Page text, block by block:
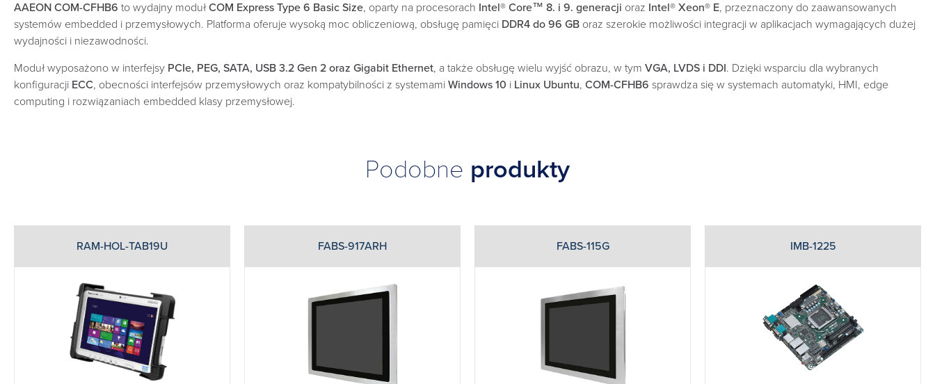
AAEON COM-CFHB6 to wydajny modułCOM Express Type 6 Basic Size, oparty na procesorach Intel® Core™ 8. i 9. generacji oraz Intel® Xeon® E, przeznaczony do zaawansowanych
systemów embedded i przemysłowych. Platforma oferuje wysoką moc obliczeniową, obsługę pamięci DDR4 do 96 GB oraz szerokie możliwości integracji w aplikacjach wymagających dużej
wydajności i niezawodności.
Moduł wyposażono w interfejsy PCIe, PEG, SATA, USB 3.2 Gen 2 oraz Gigabit Ethernet, a także obsługę wielu wyjść obrazu, w tym VGA, LVDS i DDI. Dzięki wsparciu dla wybranych
konfiguracji ECC, obecności interfejsów przemysłowych oraz kompatybilności z systemami Windows 10 i Linux Ubuntu, COM-CFHB6 sprawdza się w systemach automatyki, HMI, edge
computing i rozwiązaniach embedded klasy przemysłowej.
Podobne produkty
RAM-HOL-TAB19U FABS-917ARH FABS-115G IMB-1225